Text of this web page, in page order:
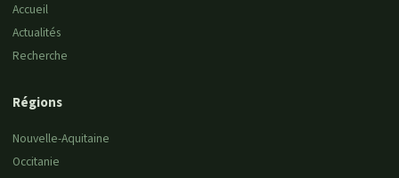
Accueil
Actualités
Recherche
Régions
Nouvelle-Aquitaine
Occitanie